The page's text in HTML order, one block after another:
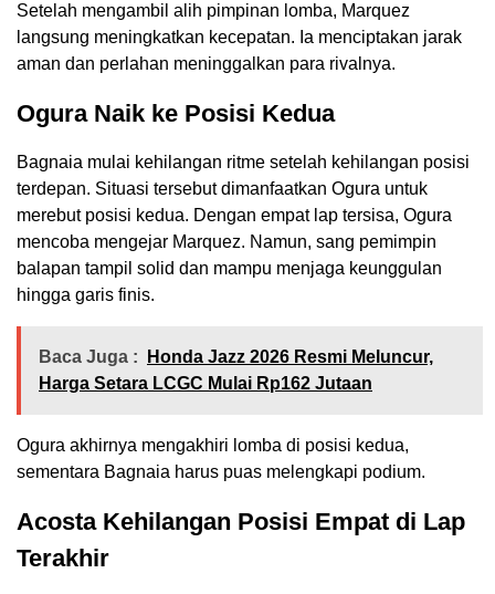
Setelah mengambil alih pimpinan lomba, Marquez
langsung meningkatkan kecepatan. Ia menciptakan jarak
aman dan perlahan meninggalkan para rivalnya.
Ogura Naik ke Posisi Kedua
Bagnaia mulai kehilangan ritme setelah kehilangan posisi
terdepan. Situasi tersebut dimanfaatkan Ogura untuk
merebut posisi kedua. Dengan empat lap tersisa, Ogura
mencoba mengejar Marquez. Namun, sang pemimpin
balapan tampil solid dan mampu menjaga keunggulan
hingga garis finis.
Baca Juga :
Honda Jazz 2026 Resmi Meluncur,
Harga Setara LCGC Mulai Rp162 Jutaan
Ogura akhirnya mengakhiri lomba di posisi kedua,
sementara Bagnaia harus puas melengkapi podium.
Acosta Kehilangan Posisi Empat di Lap
Terakhir